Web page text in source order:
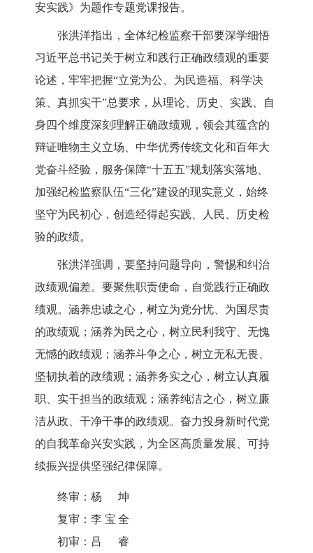
安实践》为题作专题党课报告。
张洪洋指出，全体纪检监察干部要深学细悟
习近平总书记关于树立和践行正确政绩观的重要
论述，牢牢把握“立党为公、为民造福、科学决
策、真抓实干”总要求， 从理论、历史、实践、自
身 四个维度深刻 理解正确政绩观，领会其蕴含的
辩证唯物主义 立场、中华优秀传统文化和百年大
党奋斗经验，服务保障“十五五”规划 落实落地
加强纪检监察队伍“三化”建设的现实意义，始终
坚守为民初心 ，创造经得起实践、人民、历史检
验的政绩。
张洪洋强调 ，要坚持问题导向，警惕和纠治
政绩观偏差。要聚焦职责使命，自觉践行正确政
绩观。涵养忠诚之心，树立为党分忧、为国尽责
的政绩观；涵养为民之心，树立民利我守、无愧
无憾的政绩观；涵养斗争之心，树立无私无畏、
坚韧执着的政绩观；涵养务实之心，树立认真履
职、实干担当的政绩观；涵养纯洁之心，树立廉
洁从政、干净干事的政绩观。奋力投身新时代党
的自我革命兴安实践，为全区高质量发展、可持
续振兴提供坚强纪律保障。
终审： 杨坤
复审： 李宝全
初审： 吕睿